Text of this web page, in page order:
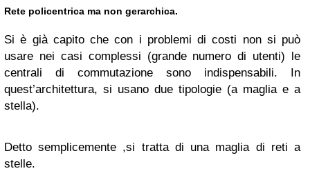
Rete policentrica ma non gerarchica.
Si è già capito che con i problemi di costi non si può
usare nei casi complessi (grande numero di utenti) le
centrali di commutazione sono indispensabili. In
quest’architettura, si usano due tipologie (a maglia e a
stella).
Detto semplicemente ,si tratta di una maglia di reti a
stelle.